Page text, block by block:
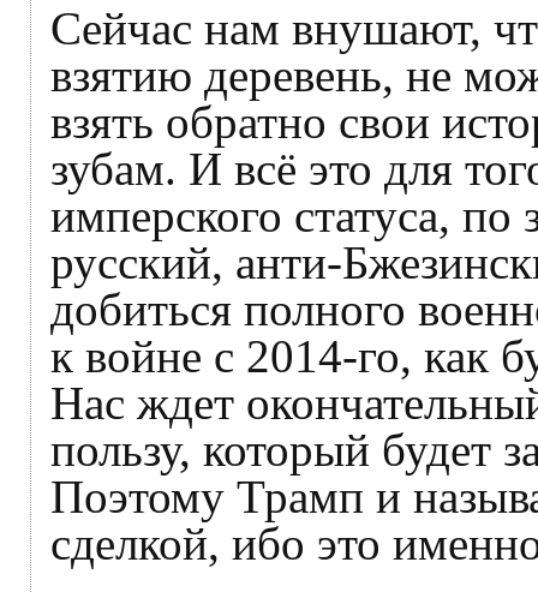
Сейчас нам внушают,
взятию деревень, не
взять обратно свои
зубам. И всё это для
имперского статуса,
русский, анти-
добиться полного
к войне с 2014-го, как
Нас ждет
пользу, который будет
Поэтому Трамп и
сделкой, ибо это